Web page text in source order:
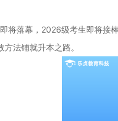
将落幕，2026级考生即将接
法铺就升本之路。